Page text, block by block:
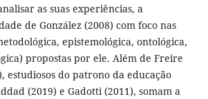
as suas experiências, a
de González (2008) com foco nas
epistemológica, ontológica,
propostas por ele. Além de Freire
estudiosos do patrono da educação
(2019) e Gadotti (2011), somam a